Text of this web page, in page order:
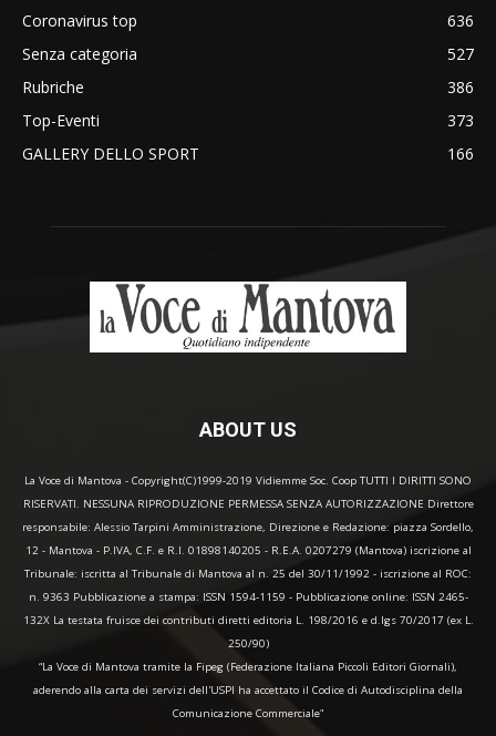
Coronavirus top
636
Senza categoria
527
Rubriche
386
Top-Eventi
373
GALLERY DELLO SPORT
166
ABOUT US
La Voce di Mantova - Copyright(C)1999-2019 Vidiemme Soc. Coop TUTTI I DIRITTI SONO
RISERVATI. NESSUNA RIPRODUZIONE PERMESSA SENZA AUTORIZZAZIONE Direttore
responsabile: Alessio Tarpini Amministrazione, Direzione e Redazione: piazza Sordello,
12 - Mantova - P.IVA, C.F. e R.I. 01898140205 - R.E.A. 0207279 (Mantova) iscrizione al
Tribunale: iscritta al Tribunale di Mantova al n. 25 del 30/11/1992 - iscrizione al ROC:
n. 9363 Pubblicazione a stampa: ISSN 1594-1159 - Pubblicazione online: ISSN 2465-
132X La testata fruisce dei contributi diretti editoria L. 198/2016 e d.lgs 70/2017 (ex L.
250/90)
“La Voce di Mantova tramite la Fipeg (Federazione Italiana Piccoli Editori Giornali),
aderendo alla carta dei servizi dell'USPI ha accettato il Codice di Autodisciplina della
Comunicazione Commerciale"